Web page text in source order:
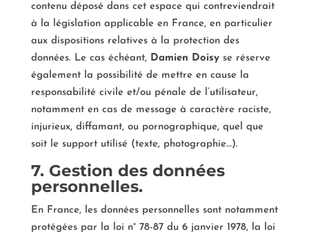
contenu déposé dans cet espace qui contreviendrait
à la législation applicable en France, en particulier
aux dispositions relatives à la protection des
données. Le cas échéant, Damien Doisyse réserve
également la possibilité de mettre en cause la
responsabilité civile et/ou pénale de l’utilisateur,
notamment en cas de message à caractère raciste,
injurieux, diffamant, ou pornographique, quel que
soit le support utilisé (texte, photographie…).
7. Gestion des données
personnelles.
En France, les données personnelles sont notamment
protégées par la loi n° 78-87 du 6 janvier 1978, la loi